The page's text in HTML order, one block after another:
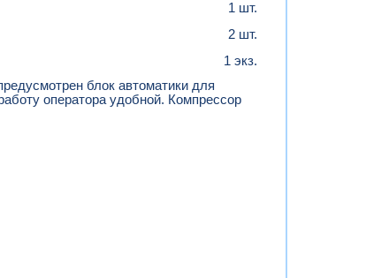
1 шт.
2 шт.
1 экз.
блок автоматики для
оператора удобной. Компрессор